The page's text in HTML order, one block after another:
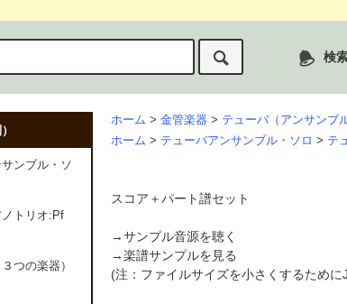
検
ホーム > 金管楽器 > テューバ（アンサンブ
ホーム > テューバアンサンブル・ソロ > テ
スコア＋パート譜セット
→サンプル音源を聴く
→楽譜サンプルを見る
(注：ファイルサイズを小さくするために
ンブル・ソ
ノトリオ:Pf
つの楽器）